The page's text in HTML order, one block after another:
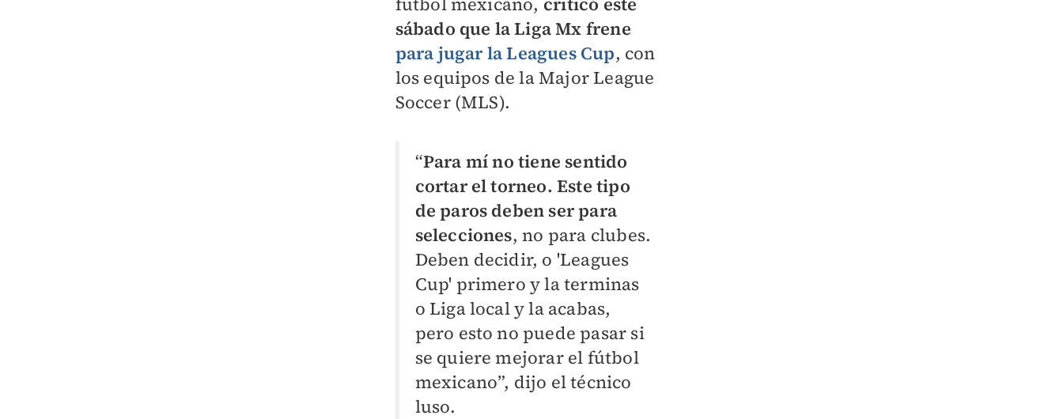
sábado que la Liga Mx frene
para jugar laLeagues Cup, con
los equipos de la Major League
Soccer (MLS).
“Para mí no tiene sentido
cortar el torneo. Este tipo
de paros deben ser para
selecciones, no para clubes.
Deben decidir, o 'Leagues
Cup' primero y la terminas
o Liga local y la acabas,
pero esto no puede pasar si
se quiere mejorar el fútbol
mexicano”, dijo el técnico
luso.